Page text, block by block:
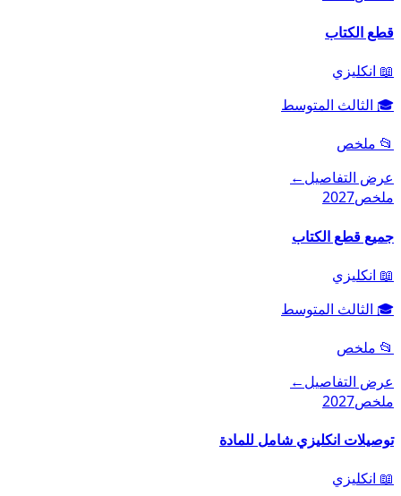
قطع الكتاب
📖 انكليزي
🎓 الثالث المتوسط
📂 ملخص
عرض التفاصيل←
ملخص2027
جميع قطع الكتاب
📖 انكليزي
🎓 الثالث المتوسط
📂 ملخص
عرض التفاصيل←
ملخص2027
توصيلات انكليزي شامل للمادة
📖 انكليزي